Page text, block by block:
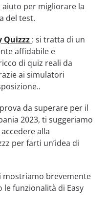
per migliorare la
del test.
Quizzz : si tratta di un
affidabile e
di quiz reali da
ai simulatori
da superare per il
2023, ti suggeriamo
alla
per farti un’idea di
mostriamo brevemente
funzionalità di Easy